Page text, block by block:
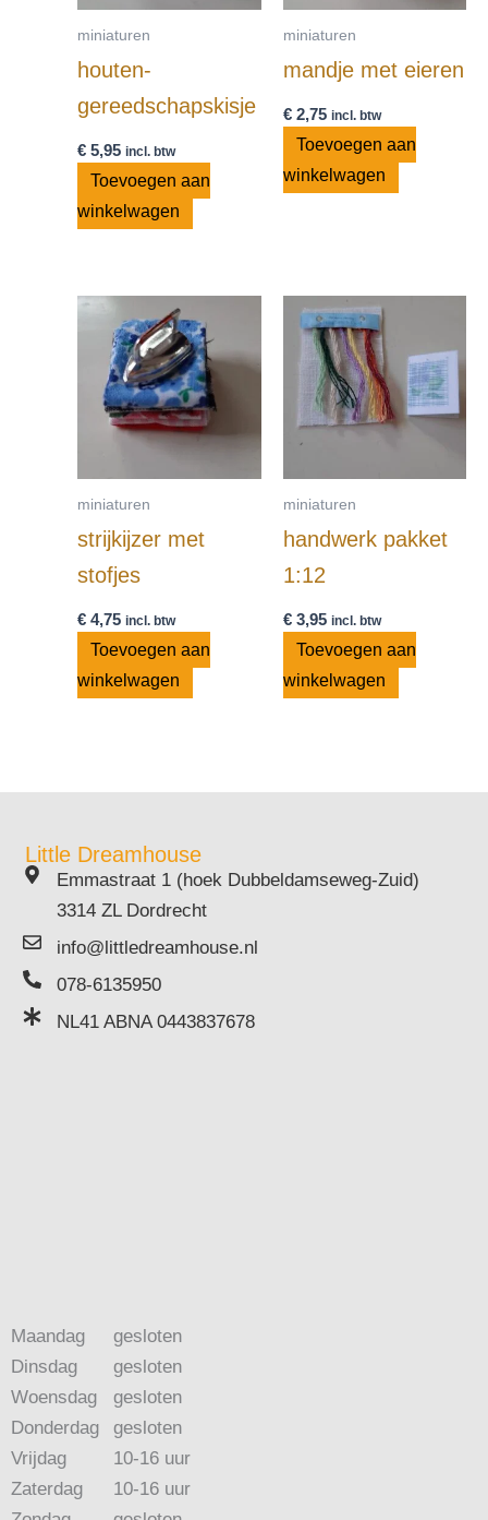
miniaturen
houten-
gereedschapskisje
€ 5,95 incl. btw
Toevoegen aan
winkelwagen
miniaturen
mandje met eieren
€2,75 incl. btw
Toevoegen aan
winkelwagen
miniaturen
strijkijzer met
stofjes
€ 4,75 incl. btw
Toevoegen aan
winkelwagen
miniaturen
handwerk pakket
1:12
€3,95 incl. btw
Toevoegen aan
winkelwagen
Little Dreamhouse
Emmastraat 1 (hoek Dubbeldamseweg-Zuid)
3314 ZL Dordrecht
info@littledreamhouse.nl
078-6135950
NL41 ABNA 0443837678
Maandag
Dinsdag
Woensdag
Donderdag
Vrijdag
Zaterdag
gesloten
gesloten
gesloten
gesloten
10-16 uur
10-16 uur